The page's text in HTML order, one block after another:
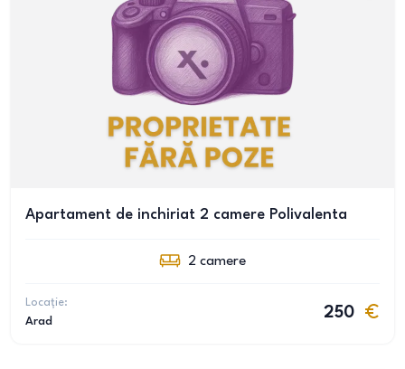
Apartament de inchiriat 2 camere Polivalenta
2 camere
Locație:
Arad
250